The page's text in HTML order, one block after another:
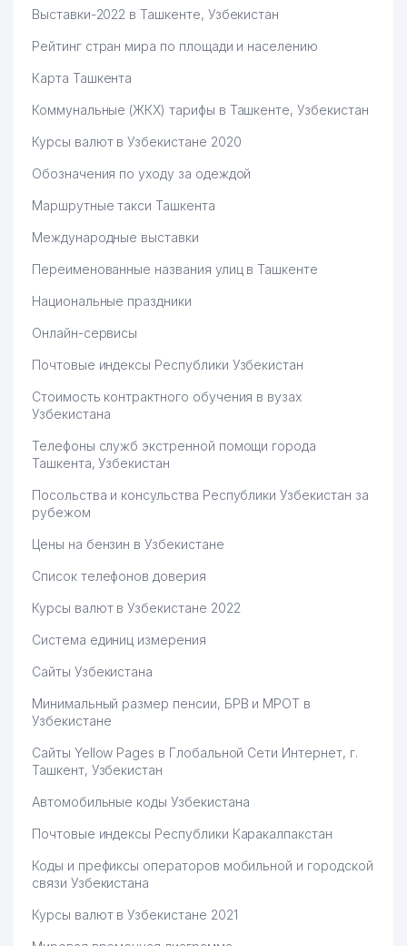
Выставки-2022 в Ташкенте, Узбекистан
Рейтинг стран мира по площади и населению
Карта Ташкента
Коммунальные (ЖКХ) тарифы в Ташкенте, Узбекистан
Курсы валют в Узбекистане 2020
Обозначения по уходу за одеждой
Маршрутные такси Ташкента
Международные выставки
Переименованные названия улиц в Ташкенте
Национальные праздники
Онлайн-сервисы
Почтовые индексы Республики Узбекистан
Стоимость контрактного обучения в вузах
Узбекистана
Телефоны служб экстренной помощи города
Ташкента, Узбекистан
Посольства и консульства Республики Узбекистан за
рубежом
Цены на бензин в Узбекистане
Список телефонов доверия
Курсы валют в Узбекистане 2022
Система единиц измерения
Сайты Узбекистана
Минимальный размер пенсии, БРВ и МРОТ в
Узбекистане
Сайты Yellow Pages в Глобальной Сети Интернет, г.
Ташкент, Узбекистан
Автомобильные коды Узбекистана
Почтовые индексы Республики Каракалпакстан
Коды и префиксы операторов мобильной и городской
связи Узбекистана
Курсы валют в Узбекистане 2021